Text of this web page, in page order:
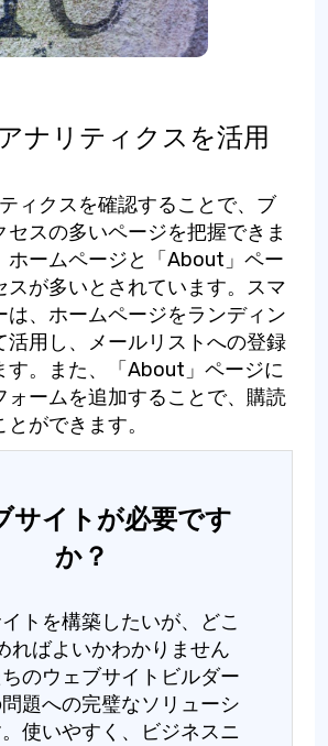
ナリティクスを活用
ィクスを確認することで、ブ
セスの多いページを把握できま
ホームページと「About」ペー
スが多いとされています。スマ
は、ホームページをランディン
活用し、メールリストへの登録
す。また、「About」ページに
ォームを追加することで、購読
ができます。
サイトが必要です
か？
トを構築したいが、どこ
ればよいかわかりません
のウェブサイトビルダー
題への完璧なソリューシ
使いやすく、ビジネスニ